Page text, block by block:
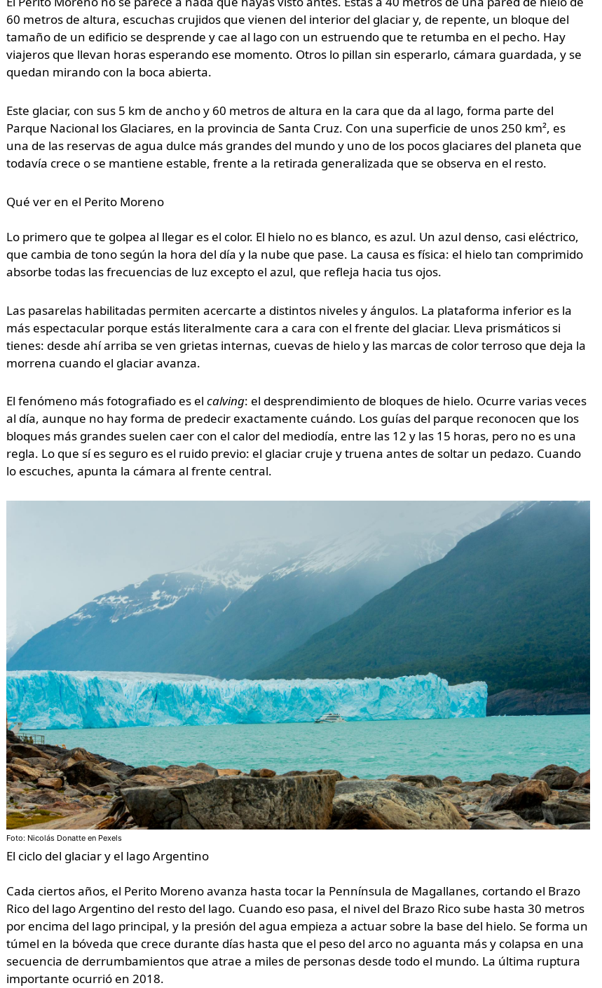
60 metros de altura, escuchas crujidos que vienen del interior del glaciar y, de repente, un bloque del
tamaño de un edificio se desprende y cae al lago con un estruendo que te retumba en el pecho. Hay
viajeros que llevan horas esperando ese momento. Otros lo pillan sin esperarlo, cámara guardada, y se
quedan mirando con la boca abierta.
Este glaciar, con sus 5 km de ancho y 60 metros de altura en la cara que da al lago, forma parte del
Parque Nacional los Glaciares, en la provincia de Santa Cruz. Con una superficie de unos 250 km², es
una de las reservas de agua dulce más grandes del mundo y uno de los pocos glaciares del planeta que
todavía crece o se mantiene estable, frente a la retirada generalizada que se observa en el resto.
Qué ver en el Perito Moreno
Lo primero que te golpea al llegar es el color. El hielo no es blanco, es azul. Un azul denso, casi eléctrico,
que cambia de tono según la hora del día y la nube que pase. La causa es física: el hielo tan comprimido
absorbe todas las frecuencias de luz excepto el azul, que refleja hacia tus ojos.
Las pasarelas habilitadas permiten acercarte a distintos niveles y ángulos. La plataforma inferior es la
más espectacular porque estás literalmente cara a cara con el frente del glaciar. Lleva prismáticos si
tienes: desde ahí arriba se ven grietas internas, cuevas de hielo y las marcas de color terroso que deja la
morrena cuando el glaciar avanza.
El fenómeno más fotografiado es el calving: el desprendimiento de bloques de hielo. Ocurre varias veces
al día, aunque no hay forma de predecir exactamente cuándo. Los guías del parque reconocen que los
bloques más grandes suelen caer con el calor del mediodía, entre las 12 y las 15 horas, pero no es una
regla. Lo que sí es seguro es el ruido previo: el glaciar cruje y truena antes de soltar un pedazo. Cuando
lo escuches, apunta la cámara al frente central.
Foto: Nicolás Donatte en Pexels
El ciclo del glaciar y el lago Argentino
Cada ciertos años, el Perito Moreno avanza hasta tocar la Pennínsula de Magallanes, cortando el Brazo
Rico del lago Argentino del resto del lago. Cuando eso pasa, el nivel del Brazo Rico sube hasta 30 metros
por encima del lago principal, y la presión del agua empieza a actuar sobre la base del hielo. Se forma un
túmel en la bóveda que crece durante días hasta que el peso del arco no aguanta más y colapsa en una
secuencia de derrumbamientos que atrae a miles de personas desde todo el mundo. La última ruptura
importante ocurrió en 2018.